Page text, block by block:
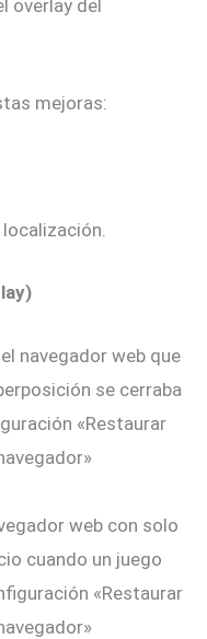
overlay del
mejoras:
navegador web que
se cerraba
«Restaurar
web con solo
cuando un juego
«Restaurar